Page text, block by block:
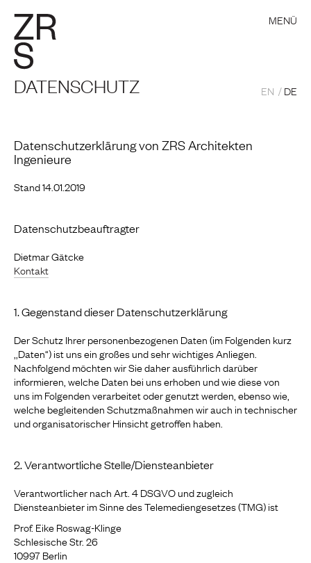
DATENSCHUTZ
MENÜ
EN DE
Datenschutzerklärung von ZRS Architekten
Ingenieure
Stand 14.01.2019
Datenschutzbeauftragter
Dietmar Gätcke
Kontakt
1. Gegenstand dieser Datenschutzerklärung
Der Schutz Ihrer personenbezogenen Daten (im Folgenden kurz
,,Daten“) ist uns ein großes und sehr wichtiges Anliegen.
Nachfolgend möchten wir Sie daher ausführlich darüber
informieren, welche Daten bei uns erhoben und wie diese von
uns im Folgenden verarbeitet oder genutzt werden, ebenso wie,
welche begleitenden Schutzmaßnahmen wir auch in technischer
und organisatorischer Hinsicht getroffen haben.
2. Verantwortliche Stelle/Diensteanbieter
Verantwortlicher nach Art. 4 DSGVO und zugleich
Diensteanbieter im Sinne des Telemediengesetzes (TMG) ist
Prof. Eike Roswag-Klinge
Schlesische Str. 26
10997 Berlin